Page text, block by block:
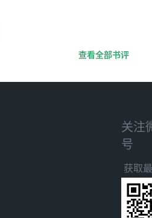
查看全部书评
关注
号
获取